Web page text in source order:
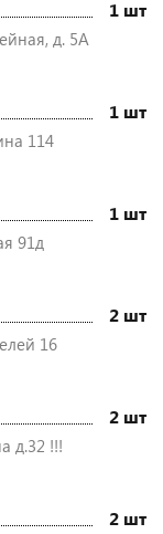
1 шт
д. 5А
1 шт
114
1 шт
91д
2 шт
16
2 шт
д.32 !!!
2 шт